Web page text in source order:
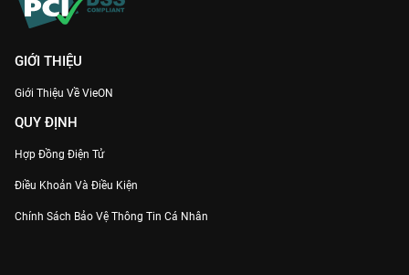
GIỚI THIỆU
Giới Thiệu Về VieON
QUY ĐỊNH
Hợp Đồng Điện Tử
Điều Khoản Và Điều Kiện
Chính Sách Bảo Vệ Thông Tin Cá Nhân